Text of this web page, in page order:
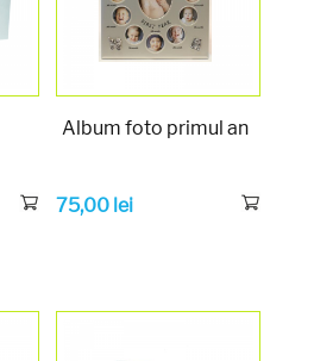
Album foto primul an
75,00 lei